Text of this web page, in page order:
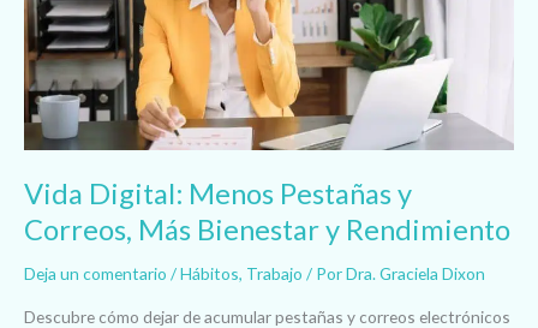
Vida Digital: Menos Pestañas y
Correos, Más Bienestar y Rendimiento
Deja un comentario /Hábitos, Trabajo / PorDra. Graciela Dixon
Descubre cómo dejar de acumular pestañas y correos electrónicos
Correos,
Más
Bienestar
y
Rendimiento